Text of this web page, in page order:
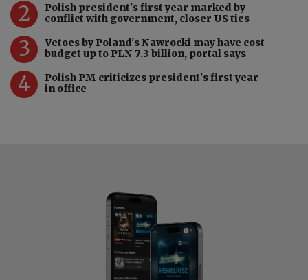
2
Polish president's first year marked by
conflict with government, closer US ties
3
Vetoes by Poland's Nawrocki may have cost
budget up to PLN 7.3 billion, portal says
4
Polish PM criticizes president's first year
in office